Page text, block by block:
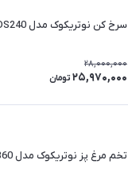
سرخ کن نوتریکوک مدل AFDS240
28,000,000
25,970,000 تومان
تخم مرغ پز نوتریکوک مدل NC-EC360